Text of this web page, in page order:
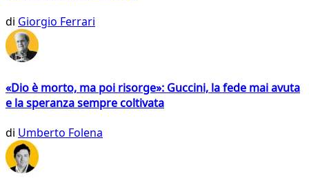
di Giorgio Ferrari
«Dio è morto, ma poi risorge»: Guccini, la fede mai avuta
e la speranza sempre coltivata
di Umberto Folena